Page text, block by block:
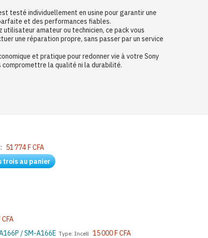
testé individuellement en usine pour garantir une
et des performances fiables.
utilisateur amateur ou technicien, ce pack vous
une réparation propre, sans passer par un service
et pratique pour redonner vie à votre Sony
compromettre la qualité ni la durabilité.
51 774 F CFA
trois au panier
/ SM-A166E Type: Incell 15 000 F CFA